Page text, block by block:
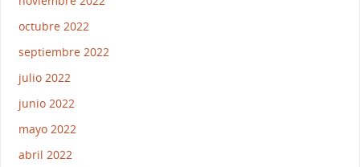
octubre 2022
septiembre 2022
julio 2022
junio 2022
mayo 2022
abril 2022